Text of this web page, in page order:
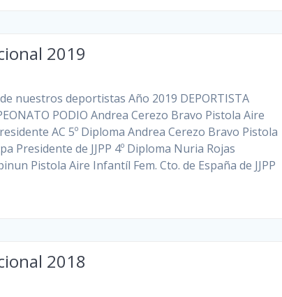
2019
nuestros deportistas Año 2019 DEPORTISTA
PODIO Andrea Cerezo Bravo Pistola Aire
AC 5º Diploma Andrea Cerezo Bravo Pistola
Presidente de JJPP 4º Diploma Nuria Rojas
Pistola Aire Infantíl Fem. Cto. de España de JJPP
2018